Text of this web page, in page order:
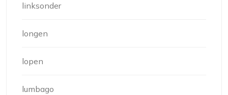
linksonder
longen
lopen
lumbago